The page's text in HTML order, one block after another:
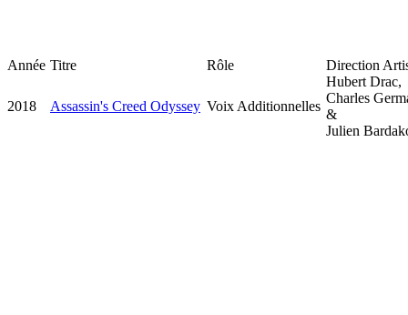
Année Titre Rôle Direction
2018 Assassin's Creed Odyssey Voix Additionnelles
Hubert Drac,
Charles
&
Julien